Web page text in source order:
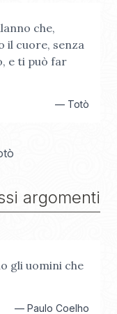
che,
il cuore, senza
e ti può far
— Totò
argomenti
gli uomini che
— Paulo Coelho